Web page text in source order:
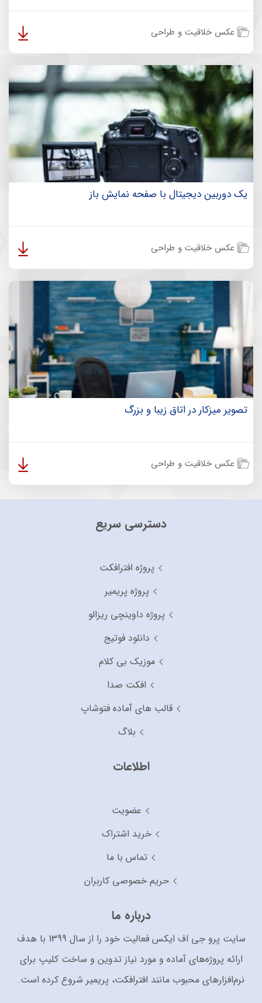
عکس خلاقیت و طراحی
یک دوربین دیجیتال با صفحه نمایش باز
عکس خلاقیت و طراحی
تصویر میزکار در اتاق زیبا و بزرگ
عکس خلاقیت و طراحی
دسترسی سریع
پروژه افترافکت
پروژه پریمیر
پروژه داوینچی ریزالو
دانلود فوتیج
موزیک بی کلام
افکت صدا
قالب های آماده فتوشاپ
بلاگ
اطلاعات
عضویت
خرید اشتراک
تماس با ما
حریم خصوصی کاربران
درباره ما
سایت پرو جی اف ایکس فعالیت خود را از سال 1399 با هدف
ارائه پروژه‌های آماده و مورد نیاز تدوین و ساخت کلیپ برای
نرم‌افزارهای محبوب مانند افترافکت، پریمیر شروع کرده است.